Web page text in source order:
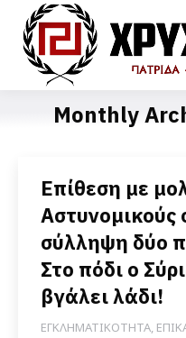
Monthly
Επίθεση με
Αστυνομικούς
σύλληψη δύο
Στο πόδι ο
βγάλει λάδι!
ΕΓΚΛΗΜΑΤΙΚΟΤΗΤΑ,